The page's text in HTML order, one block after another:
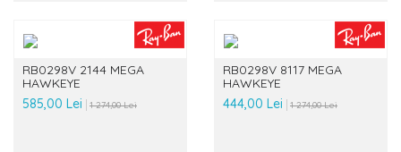
RB0298V 2144 MEGA
HAWKEYE
585,00 Lei
1 274,00 Lei
RB0298V 8117 MEGA
HAWKEYE
444,00 Lei
1 274,00 Lei